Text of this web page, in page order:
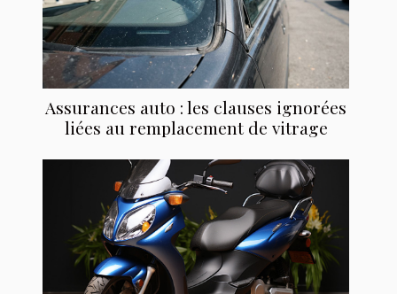
Assurances auto : les clauses ignorées
liées au remplacement de vitrage